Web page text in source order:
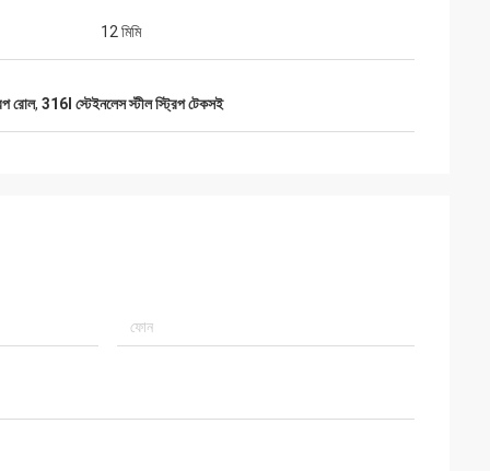
12 মিমি
রোল, 316l স্টেইনলেস স্টীল স্ট্রিপ টেকসই